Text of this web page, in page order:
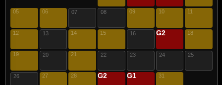
05 06 07 08 09 10 11
12 13 14 15 16 17
G2 18
19 20 21 22 23 24 25
26 27 28 29
G2 30
G1 31